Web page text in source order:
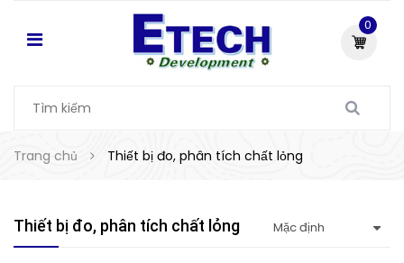
0
Trang chủ Thiết bị đo, phân tích chất lỏng
Thiết bị đo, phân tích chất lỏng